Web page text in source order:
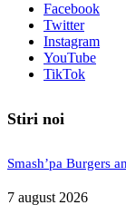
Facebook
Twitter
Instagram
YouTube
TikTok
Stiri noi
Smash’pa Burgers
7 august 2026